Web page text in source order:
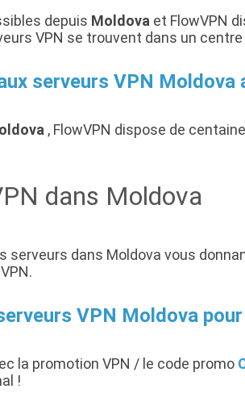
depuis Moldova et FlowVPN
VPN se trouvent dans un
serveurs VPN Moldova
, FlowVPN dispose de
dans Moldova
serveurs dans Moldova vous
VPN Moldova
la promotion VPN / le code promo
!